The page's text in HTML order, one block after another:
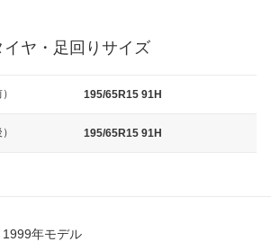
イヤ・足回りサイズ
195/65R15 91H
195/65R15 91H
年モデル